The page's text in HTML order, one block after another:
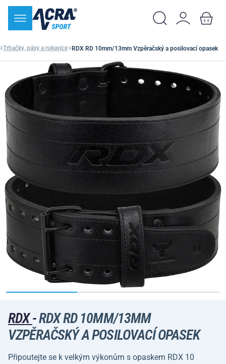
Trhačky, pásy a rukavice RDX RD 10mm/13mm Vzpěračský a posilovací opasek
RDX-RDX RD 10MM/13MM
VZPĚRAČSKÝ A POSILOVACÍ OPASEK
Připoutejte se k velkým výkonům s opaskem RDX 10